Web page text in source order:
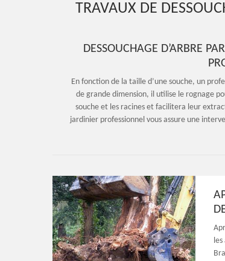
TRAVAUX DE
DESSOUCHAGE D’ARBRE
En fonction de la taille d’une souche, un
de grande dimension, il utilise le rognage
souche et les racines et facilitera leur
jardinier professionnel vous assure une